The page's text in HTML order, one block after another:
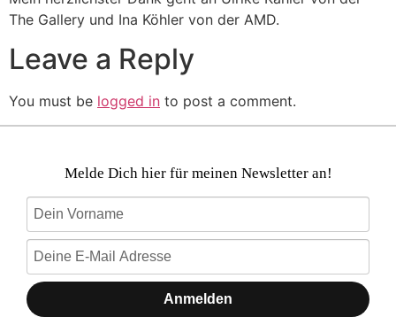
The Gallery und Ina Köhler von der AMD.
Leave a Reply
You must be logged in to post a comment.
Melde Dich hier für meinen Newsletter an!
Anmelden